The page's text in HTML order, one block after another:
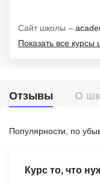
Сайт школы –
Показать все курсы
Отзывы О
Популярности, по
Курс то, что
Детям
Акции и